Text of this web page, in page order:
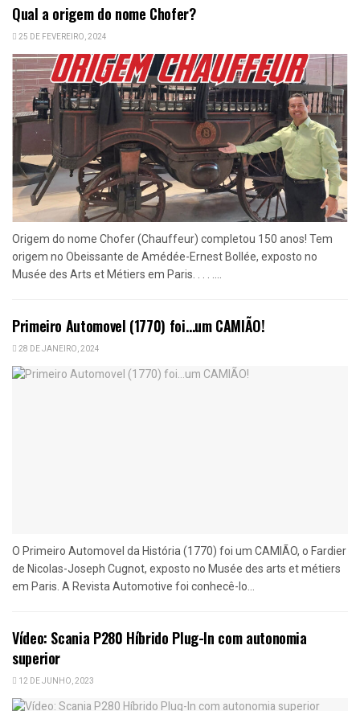
Qual a origem do nome Chofer?
25 DE FEVEREIRO, 2024
Origem do nome Chofer (Chauffeur) completou 150 anos! Tem
origem no Obeissante de Amédée-Ernest Bollée, exposto no
Musée des Arts et Métiers em Paris. . . . ....
Primeiro Automovel (1770) foi…um CAMIÃO!
28 DE JANEIRO, 2024
O Primeiro Automovel da História (1770) foi um CAMIÃO, o Fardier
de Nicolas-Joseph Cugnot, exposto no Musée des arts et métiers
em Paris. A Revista Automotive foi conhecê-lo...
Vídeo: Scania P280 Híbrido Plug-In com autonomia
superior
12 DE JUNHO, 2023